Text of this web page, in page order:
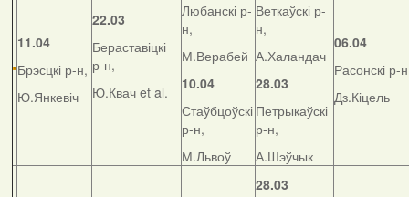
11.04
Брэсцкі р-н,
Ю.Янкевіч
22.03
Бераставіцкі
р-н,
Ю.Квач et al.
Любанскі р-
н,
М.Верабей
10.04
Стаўбцоўскі
р-н,
М.Львоў
Веткаўскі р-
н,
А.Халандач
28.03
Петрыкаўскі
р-н,
А.Шэўчык
06.04
Расонскі р-
Дз.Кіцель
28.03